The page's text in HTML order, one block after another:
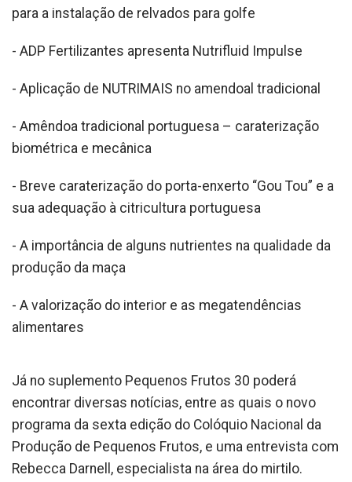
para a instalação de relvados para golfe
- ADP Fertilizantes apresenta Nutrifluid Impulse
- Aplicação de NUTRIMAIS no amendoal tradicional
- Amêndoa tradicional portuguesa – caraterização
biométrica e mecânica
- Breve caraterização do porta-enxerto “Gou Tou” e a
sua adequação à citricultura portuguesa
- A importância de alguns nutrientes na qualidade da
produção da maça
- A valorização do interior e as megatendências
alimentares
Já no suplemento Pequenos Frutos 30 poderá
encontrar diversas notícias, entre as quais o novo
programa da sexta edição do Colóquio Nacional da
Produção de Pequenos Frutos, e uma entrevista com
Rebecca Darnell, especialista na área do mirtilo.